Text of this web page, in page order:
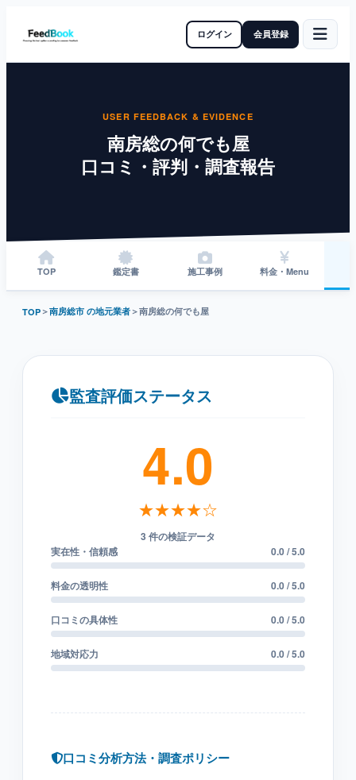
ログイン 会員登録
USER FEEDBACK & EVIDENCE
南房総の何でも屋
口コミ・評判・調査報告
TOP 鑑定書 施工事例 料金・Menu
TOP＞南房総市 の地元業者＞南房総の何でも屋
監査評価ステータス
4.0
★★★★☆
3 件の検証データ
実在性・信頼感
0.0 / 5.0
料金の透明性 0.0 / 5.0
口コミの具体性 0.0 / 5.0
地域対応力 0.0 / 5.0
口コミ分析方法・調査ポリシー